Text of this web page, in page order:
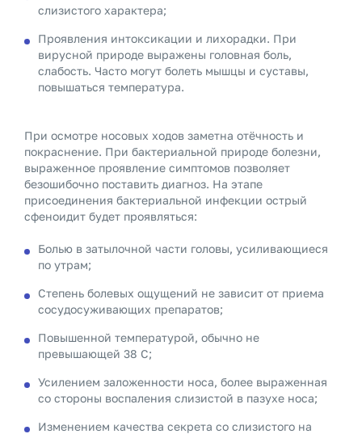
слизистого характера;
Проявления интоксикации и лихорадки. При
вирусной природе выражены головная боль,
слабость. Часто могут болеть мышцы и суставы,
повышаться температура.
При осмотре носовых ходов заметна отёчность и
покраснение. При бактериальной природе болезни,
выраженное проявление симптомов позволяет
безошибочно поставить диагноз. На этапе
присоединения бактериальной инфекции острый
сфеноидит будет проявляться:
Болью в затылочной части головы, усиливающиеся
по утрам;
Степень болевых ощущений не зависит от приема
сосудосуживающих препаратов;
Повышенной температурой, обычно не
превышающей 38 С;
Усилением заложенности носа, более выраженная
со стороны воспаления слизистой в пазухе носа;
Изменением качества секрета со слизистого на